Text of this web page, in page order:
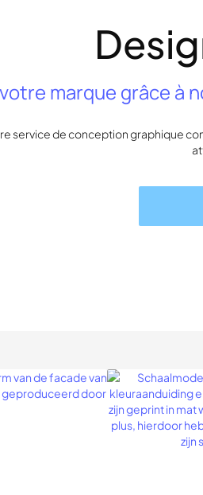
marque grâce à
service de conception graphique